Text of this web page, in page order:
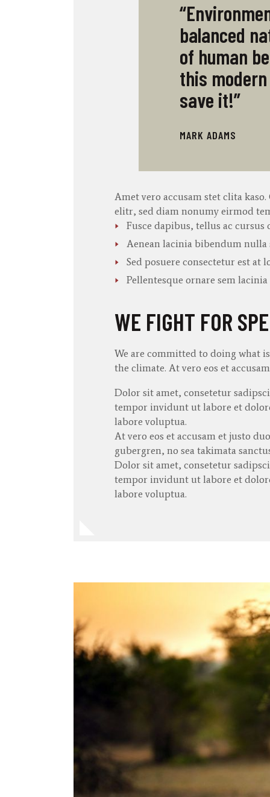
balanced
of human
this
save it!”
MARK ADAMS
Ametvero accusam stet clita kaso.
elitr, sed diam nonumy eirmod
Fusce dapibus, tellus ac
Aenean lacinia bibendum nulla
Sed posuere consectetur est at
Pellentesque ornare sem
WE FIGHT FOR
We are committed to doing what
the climate. Atvero eos et accusam
Dolor sit amet, consetetur
tempor invidunt ut labore et
labore voluptua.
At vero eos et accusam et justo
gubergren, no sea takimata
Dolor sit amet, consetetur
tempor invidunt ut labore et
labore voluptua.